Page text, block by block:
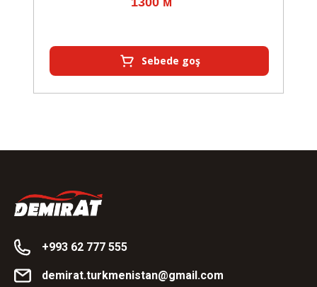
Sebede goş
+993 62 777 555
demirat.turkmenistan@gmail.com